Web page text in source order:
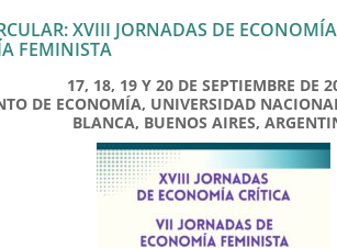
XVIII JORNADAS DE
FEMINISTA
17, 18, 19 Y 20 DE SEPTIEMBRE DE
DE ECONOMÍA, UNIVERSIDAD
BLANCA, BUENOS AIRES,